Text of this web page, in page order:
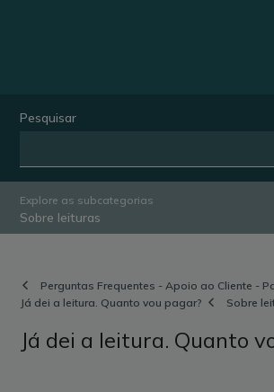
Pesquisar
Explore as subcategorias
Sobre leituras
Perguntas Frequentes - Apoio ao Cliente -
Já dei a leitura. Quanto vou pagar?
Sobre
Já dei a leitura. Quanto